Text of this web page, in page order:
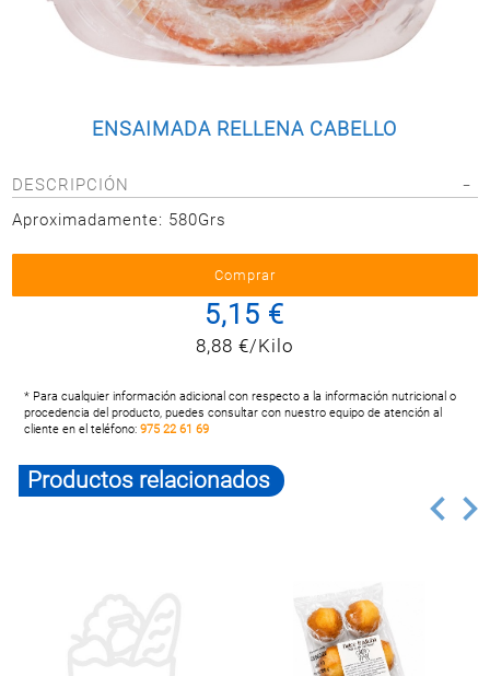
Postal
MASCOTAS
BAZAR
ELECTRO
ENSAIMADA RELLENA CABELLO
DESCRIPCIÓN
Aproximadamente: 580Grs
5,15 €
8,88 €/Kilo
* Para cualquier información adicional con respecto a la información nutricional o
procedencia del producto, puedes consultar con nuestro equipo de atención al
cliente en el teléfono:975 22 61 69
Productos relacionados